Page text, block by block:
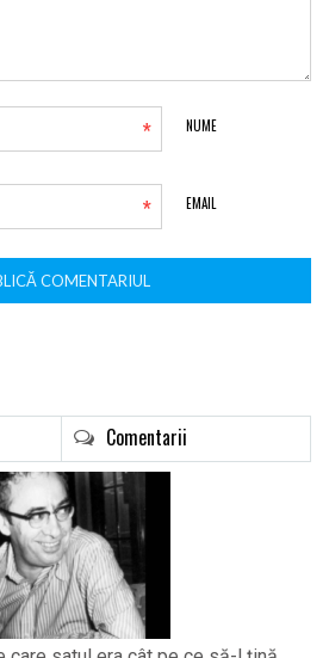
NUME
*
EMAIL
*
Comentarii